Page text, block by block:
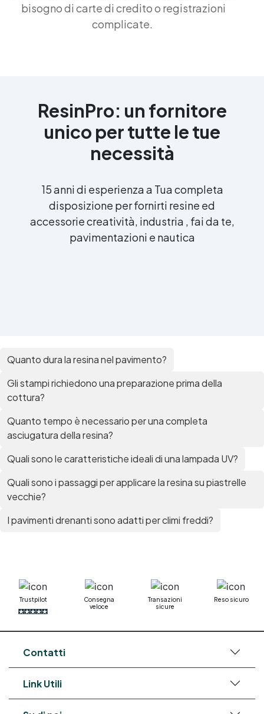
bisogno di carte di credito o registrazioni
complicate.
ResinPro: un fornitore
unico per tutte le tue
necessità
15 anni di esperienza a Tua completa
disposizione per fornirti resine ed
accessorie creatività, industria , fai da te,
pavimentazioni e nautica
Quanto dura la resina nel pavimento?
Gli stampi richiedono una preparazione prima della
cottura?
Quanto tempo è necessario per una completa
asciugatura della resina?
Quali sono le caratteristiche ideali di una lampada UV?
Quali sono i passaggi per applicare la resina su piastrelle
vecchie?
I pavimenti drenanti sono adatti per climi freddi?
Trustpilot
Consegna
veloce
Transazioni
sicure
Reso sicuro
Contatti
Link Utili